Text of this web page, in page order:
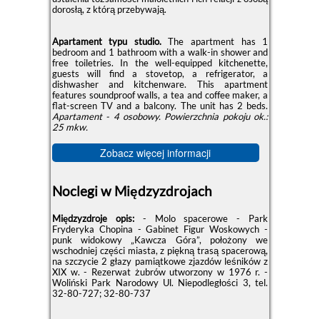
dorosłą, z którą przebywają.
Apartament typu studio.The apartment has 1
bedroom and 1 bathroom with a walk-in shower and
free toiletries. In the well-equipped kitchenette,
guests will find a stovetop, a refrigerator, a
dishwasher and kitchenware. This apartment
features soundproof walls, a tea and coffee maker, a
flat-screen TV and a balcony. The unit has 2 beds.
Apartament - 4 osobowy. Powierzchnia pokoju ok.:
25 mkw.
Zobacz więcej informacji
Noclegi w Międzyzdrojach
Międzyzdroje opis: - Molo spacerowe - Park
Fryderyka Chopina - Gabinet Figur Woskowych -
punk widokowy „Kawcza Góra”, położony we
wschodniej części miasta, z piękną trasą spacerową,
na szczycie 2 głazy pamiątkowe zjazdów leśników z
XIX w. - Rezerwat żubrów utworzony w 1976 r. -
Woliński Park Narodowy Ul. Niepodległości 3, tel.
32-80-727; 32-80-737